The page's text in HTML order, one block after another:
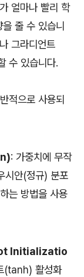
얼마나 빨리 학
줄 수 있습니
그라디언트
수 있습니다.
적으로 사용되
: 가중치에 무작
시안(정규) 분포
는 방법을 사용
Initializatio
(tanh) 활성화